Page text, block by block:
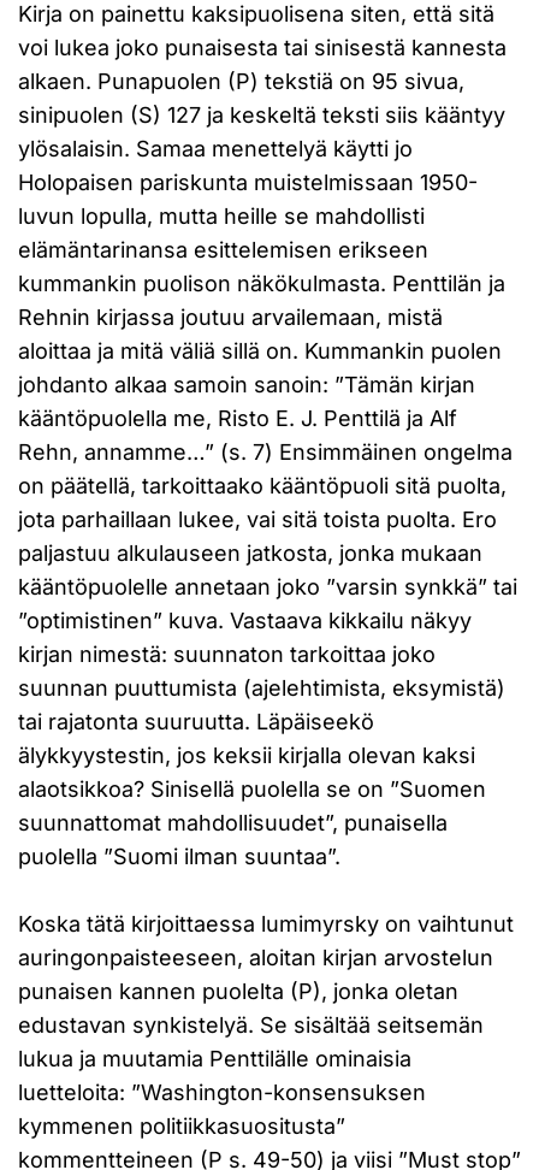
Kirja on painettu kaksipuolisena siten, että sitä
voi lukea joko punaisesta tai sinisestä kannesta
alkaen. Punapuolen (P) tekstiä on 95 sivua,
sinipuolen (S) 127 ja keskeltä teksti siis kääntyy
ylösalaisin. Samaa menettelyä käytti jo
Holopaisen pariskunta muistelmissaan 1950-
luvun lopulla, mutta heille se mahdollisti
elämäntarinansa esittelemisen erikseen
kummankin puolison näkökulmasta. Penttilän ja
Rehnin kirjassa joutuu arvailemaan, mistä
aloittaa ja mitä väliä sillä on. Kummankin puolen
johdanto alkaa samoin sanoin: ”Tämän kirjan
kääntöpuolella me, Risto E. J. Penttilä ja Alf
Rehn, annamme…” (s. 7) Ensimmäinen ongelma
on päätellä, tarkoittaako kääntöpuoli sitä puolta,
jota parhaillaan lukee, vai sitä toista puolta. Ero
paljastuu alkulauseen jatkosta, jonka mukaan
kääntöpuolelle annetaan joko ”varsin synkkä” tai
”optimistinen” kuva. Vastaava kikkailu näkyy
kirjan nimestä: suunnaton tarkoittaa joko
suunnan puuttumista (ajelehtimista, eksymistä)
tai rajatonta suuruutta. Läpäiseekö
älykkyystestin, jos keksii kirjalla olevan kaksi
alaotsikkoa? Sinisellä puolella se on ”Suomen
suunnattomat mahdollisuudet”, punaisella
puolella ”Suomi ilman suuntaa”.
Koska tätä kirjoittaessa lumimyrsky on vaihtunut
auringonpaisteeseen, aloitan kirjan arvostelun
punaisen kannen puolelta (P), jonka oletan
edustavan synkistelyä. Se sisältää seitsemän
lukua ja muutamia Penttilälle ominaisia
luetteloita: ”Washington-konsensuksen
kymmenen politiikkasuositusta”
kommentteineen (P s. 49-50) ja viisi ”Must stop”